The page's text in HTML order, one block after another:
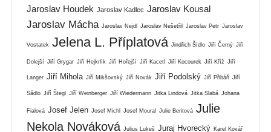
Jaroslav Houdek Jaroslav Kadlec Jaroslav Kousal
Jaroslav Mácha Jaroslav Nejdl Jaroslav Nešetřil Jaroslav Petr Jaroslav
Vostatek Jelena L. Příplatová Jindřich Šídlo Jiří Černý Jiří
Dolejší Jiří Grygar Jiří Hejkrlík Jiří Hořejší Jiří Kacetl Jiří Kocourek Jiří Kříž Jiří
Langer Jiří Mihola Jiří Mikšovský Jiří Novák Jiří Podolský Jiří Přibáň Jiří
Sádlo Jiří Štegl Jiří Weinberger Jiří Wiedermann Jitka Lindová Jitka Slabá Johana
Fialová Josef Jelen Josef Michl Josef Moural Julie Beritová Julie
Nekola Nováková Julius Lukeš Juraj Hvorecký Karel Kovář